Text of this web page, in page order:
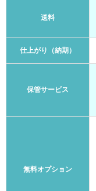
送料
仕上がり（納期）
保管サービス
無料オプション